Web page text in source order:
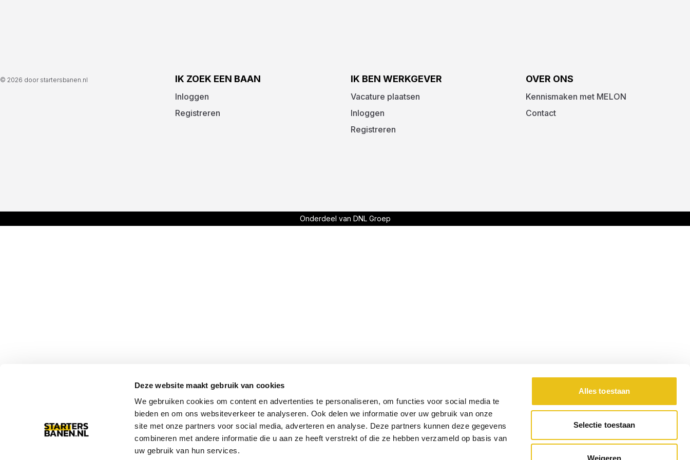
Deze website maakt gebruik van cookies
We gebruiken cookies om content en advertenties te personaliseren, om functies voor social media te
bieden en om ons websiteverkeer te analyseren. Ook delen we informatie over uw gebruik van onze
site met onze partners voor social media, adverteren en analyse. Deze partners kunnen deze gegevens
combineren met andere informatie die u aan ze heeft verstrekt of die ze hebben verzameld op basis van
uw gebruik van hun services.
Alles toestaan
Selectie toestaan
Weigeren
© 2026 door startersbanen.nl IK ZOEK EEN BAAN
Inloggen
Registreren
IK BEN WERKGEVER
Vacature plaatsen
Inloggen
Registreren
OVER ONS
Kennismaken met MELON
Contact
Onderdeel van DNL Groep